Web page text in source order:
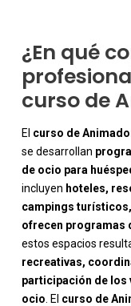
¿En qué
curso de
El curso de
se desarrollan
de ocio para
incluyen hoteles,
campings
ofrecen programas
estos espacios
recreativas,
participación de los
ocio . El curso de
-